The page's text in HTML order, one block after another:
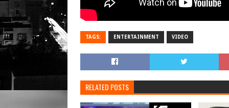
TAGS: ENTERTAINMENT VIDEO
RELATED POSTS